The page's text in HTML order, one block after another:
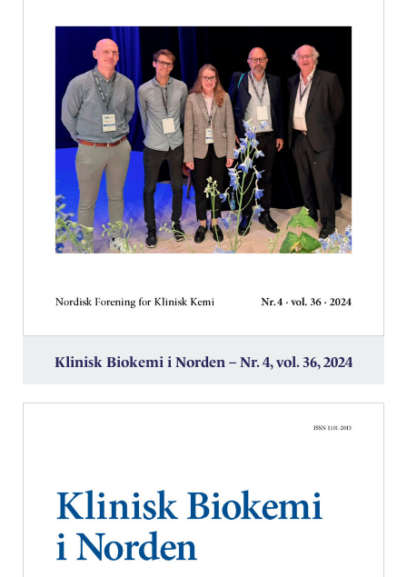
Klinisk Biokemi i Norden – Nr. 4, vol. 36, 2024